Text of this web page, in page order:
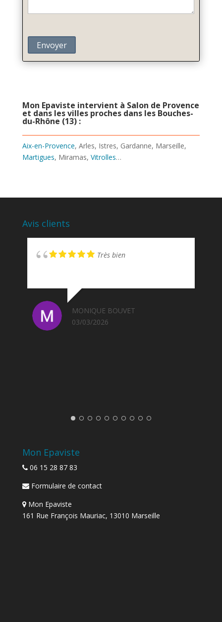
Mon Epaviste intervient à Salon de Provence
et dans les villes proches dans les Bouches-
du-Rhône (13) :
Aix-en-Provence, Arles, Istres, Gardanne, Marseille,
Martigues, Miramas, Vitrolles…
Avis clients
Très bien
MONIQUE BOUVET
03/03/2026
Mon Epaviste
06 15 28 87 83
Formulaire de contact
Mon Epaviste
161 Rue François Mauriac, 13010 Marseille